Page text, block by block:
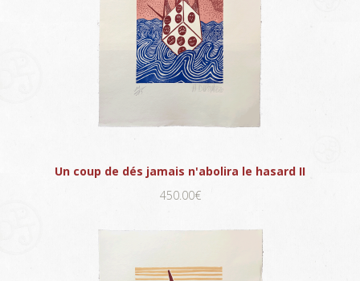
Un coup de dés jamais n'abolira le hasard II
450.00€